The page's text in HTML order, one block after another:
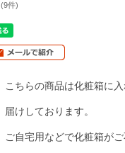
(9件)
こちらの商品は化粧箱に
届けしております。
ご自宅用などで化粧箱が